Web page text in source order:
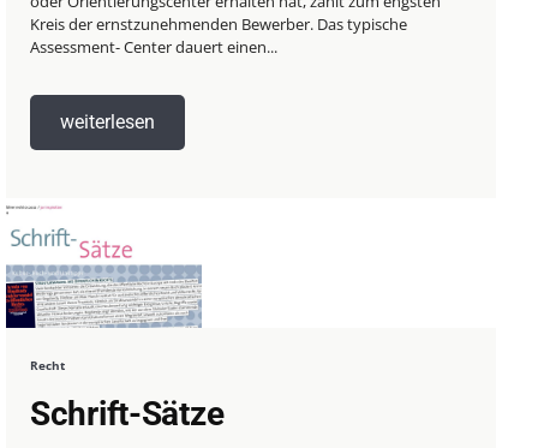
Kreis der ernstzunehmenden Bewerber. Das typische
Assessment- Center dauert einen...
weiterlesen
Recht
Schrift-Sätze